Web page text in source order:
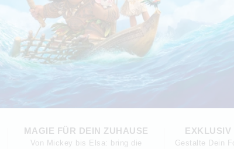
MAGIE FÜR DEIN ZUHAUSE
Von Mickey bis Elsa: bring die
EXKLUSIV
Gestalte Dein